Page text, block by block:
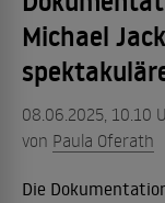
Michael
08.06.2025, 10.10
von Paula Oferath
Die